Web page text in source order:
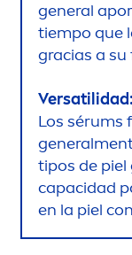
general
tiempo que
gracias a
Versatilidad:
Los sérums
generalmen
tipos de piel
capacidad
en la piel